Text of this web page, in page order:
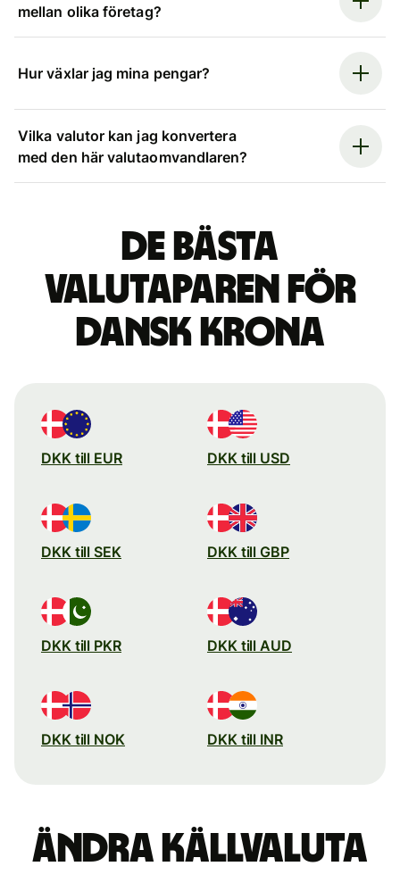
mellan olika företag?
Hur växlar jag mina pengar?
Vilka valutor kan jag konvertera
med den här valutaomvandlaren?
De bästa
valutaparen för
dansk krona
DKK till EUR DKK till USD
DKK till SEK DKK till GBP
DKK till PKR DKK till AUD
DKK till NOK DKK till INR
Ändra källvaluta